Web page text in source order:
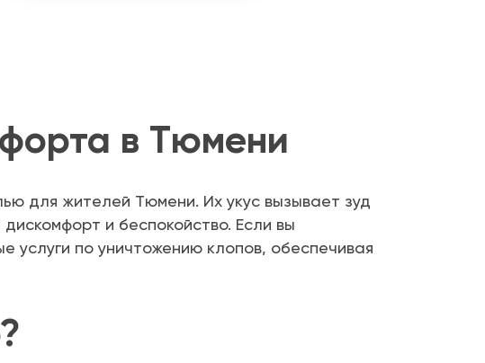
в Тюмени
для жителей Тюмени. Их укус вызывает зуд
и беспокойство. Если вы
услуги по уничтожению клопов, обеспечивая